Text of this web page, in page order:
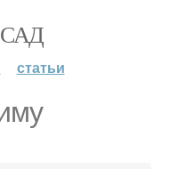
статьи